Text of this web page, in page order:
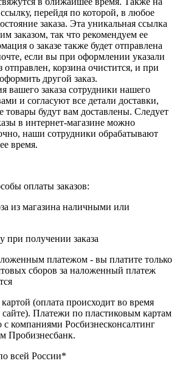
перейдя по которой, в любое
заказа. Эта уникальная ссылка
заказом, так что рекомендуем ее
о заказе также будет отправлена
если вы при оформлении указали
отправлен, корзина очистится, и при
другой заказ.
вашего заказа сотрудники нашего
и согласуют все детали доставки,
товары будут вам доставлены. Следует
в интернет-магазине можно
наши сотрудники обрабатывают
время.
оплаты заказов:
из магазина наличными или
при получении заказа
платежом - вы платите только
сборов за наложенный платеж
(оплата происходит во время
сайте). Платежи по пластиковым картам
с компаниями Росбизнесконсалтинг
Пробизнесбанк.
всей России*